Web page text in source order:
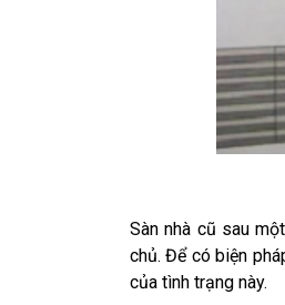
Sàn nhà cũ sau
chủ. Để có biện
của tình trạng này.